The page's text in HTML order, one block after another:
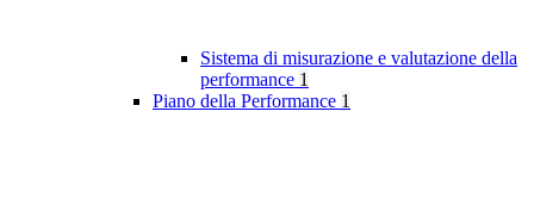
Sistema di misurazione e valutazione della
performance 1
Piano della Performance 1